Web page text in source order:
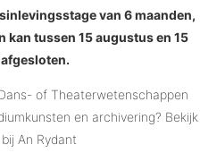
van 6 maanden,
kan tussen 15 augustus en 15
of Theaterwetenschappen
en archivering? Bekijk
An Rydant